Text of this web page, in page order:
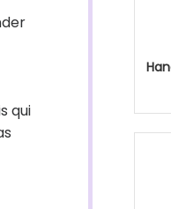
qui